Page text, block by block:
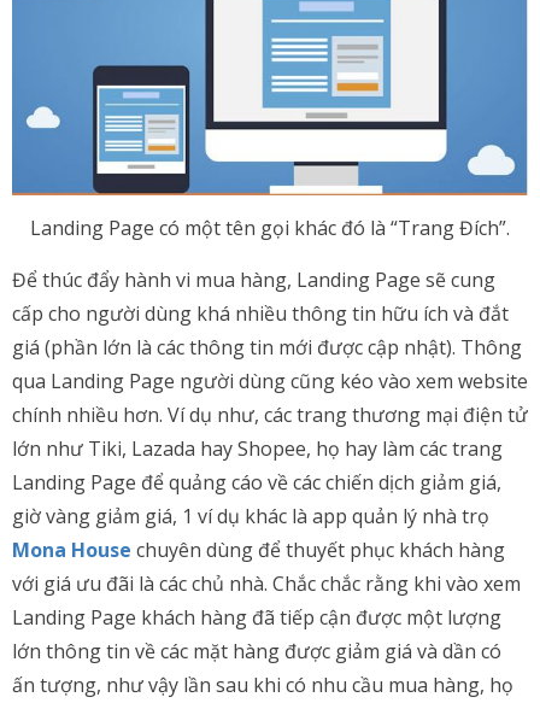
Landing Page có một tên gọi khác đó là “Trang Đích”.
Để thúc đẩy hành vi mua hàng, Landing Page sẽ cung
cấp cho người dùng khá nhiều thông tin hữu ích và đắt
giá (phần lớn là các thông tin mới được cập nhật). Thông
qua Landing Page người dùng cũng kéo vào xem website
chính nhiều hơn. Ví dụ như, các trang thương mại điện tử
lớn như Tiki, Lazada hay Shopee, họ hay làm các trang
Landing Page để quảng cáo về các chiến dịch giảm giá,
giờ vàng giảm giá, 1 ví dụ khác là app quản lý nhà trọ
Mona House chuyên dùng để thuyết phục khách hàng
với giá ưu đãi là các chủ nhà. Chắc chắc rằng khi vào xem
Landing Page khách hàng đã tiếp cận được một lượng
lớn thông tin về các mặt hàng được giảm giá và dần có
ấn tượng, như vậy lần sau khi có nhu cầu mua hàng, họ